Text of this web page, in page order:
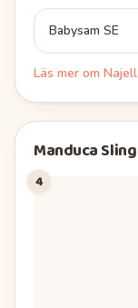
Babysam SE
Läs mer om
Manduca
4